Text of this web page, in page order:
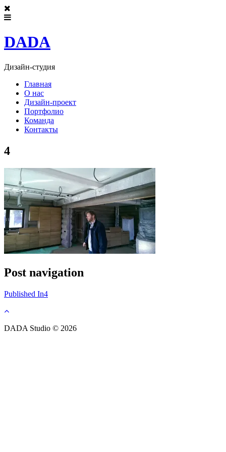
DADA
Дизайн-студия
Главная
О нас
Дизайн-проект
Портфолио
Команда
Контакты
4
Post navigation
Published In4
DADA Studio © 2026